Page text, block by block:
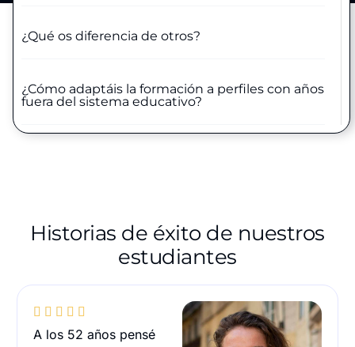
¿Qué os diferencia de otros?
¿Cómo adaptáis la formación a perfiles con años
fuera del sistema educativo?
Historias de éxito de nuestros
estudiantes
    
A los 52 años pensé